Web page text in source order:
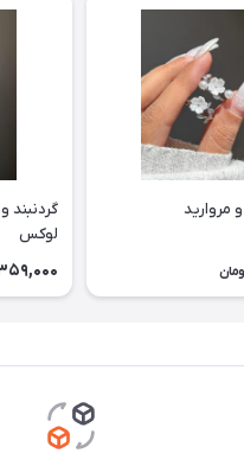
مروارید
گردنبند
لوکس